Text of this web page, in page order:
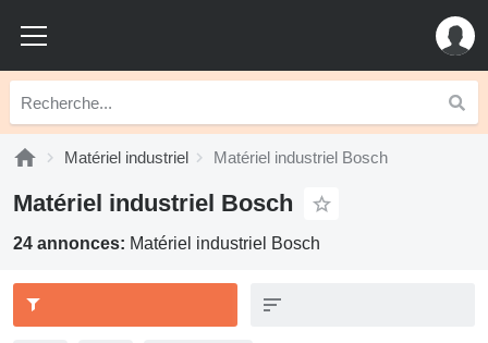
Matériel industriel Matériel industriel Bosch
Matériel industriel Bosch
24 annonces: Matériel industriel Bosch